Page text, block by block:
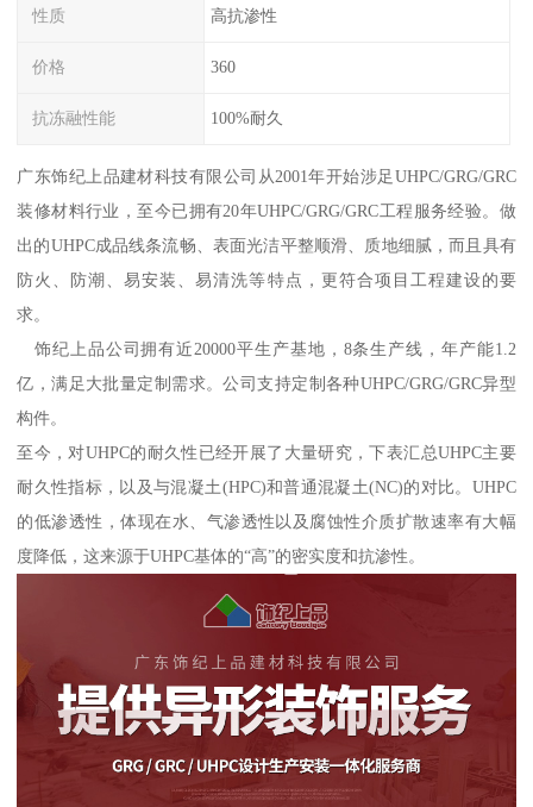
性质 高抗渗性
价格 360
抗冻融性能 100%耐久
广东饰纪上品建材科技有限公司从2001年开始涉足UHPC/GRG/GRC
装修材料行业，至今已拥有20年UHPC/GRG/GRC工程服务经验。做
出的UHPC成品线条流畅、表面光洁平整顺滑、质地细腻，而且具有
防火、防潮、易安装、易清洗等特点，更符合项目工程建设的要
求。
饰纪上品公司拥有近20000平生产基地，8条生产线，年产能1.2
亿，满足大批量定制需求。公司支持定制各种UHPC/GRG/GRC异型
构件。
至今，对UHPC的耐久性已经开展了大量研究，下表汇总UHPC主要
耐久性指标，以及与混凝土(HPC)和普通混凝土(NC)的对比。UHPC
的低渗透性，体现在水、气渗透性以及腐蚀性介质扩散速率有大幅
度降低，这来源于UHPC基体的“高”的密实度和抗渗性。